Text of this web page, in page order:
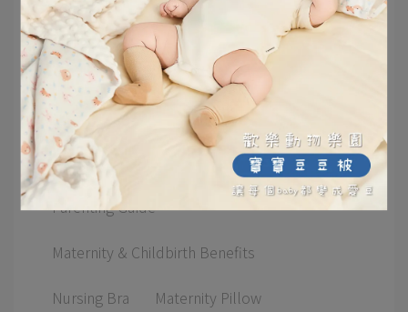
Event News
Maternity Bag & Maternity Benefits
Pregnancy Guide Hospital Bag Checklist
Postpartum Care Breastfeeding Guide
Parenting Guide
Maternity & Childbirth Benefits
Nursing Bra Maternity Pillow